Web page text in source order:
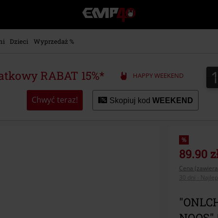
EMP
-
Merch
Seriali
Gier
Dzieci Wyprzedaż %
RABAT 15%* HAPPY WEEKEND 1
1
Chwyć teraz! Skopiuj kod WEEKEND
%
89.90
Cena
30 dni -